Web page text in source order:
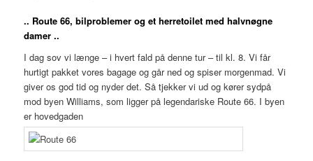
.. Route 66, bilproblemer og et herretoilet med halvnøgne
damer ..
I dag sov vi længe – i hvert fald på denne tur – til kl. 8. Vi får
hurtigt pakket vores bagage og går ned og spiser morgenmad. Vi
giver os god tid og nyder det. Så tjekker vi ud og kører sydpå
mod byen Williams, som ligger på legendariske Route 66. I byen
er hovedgaden